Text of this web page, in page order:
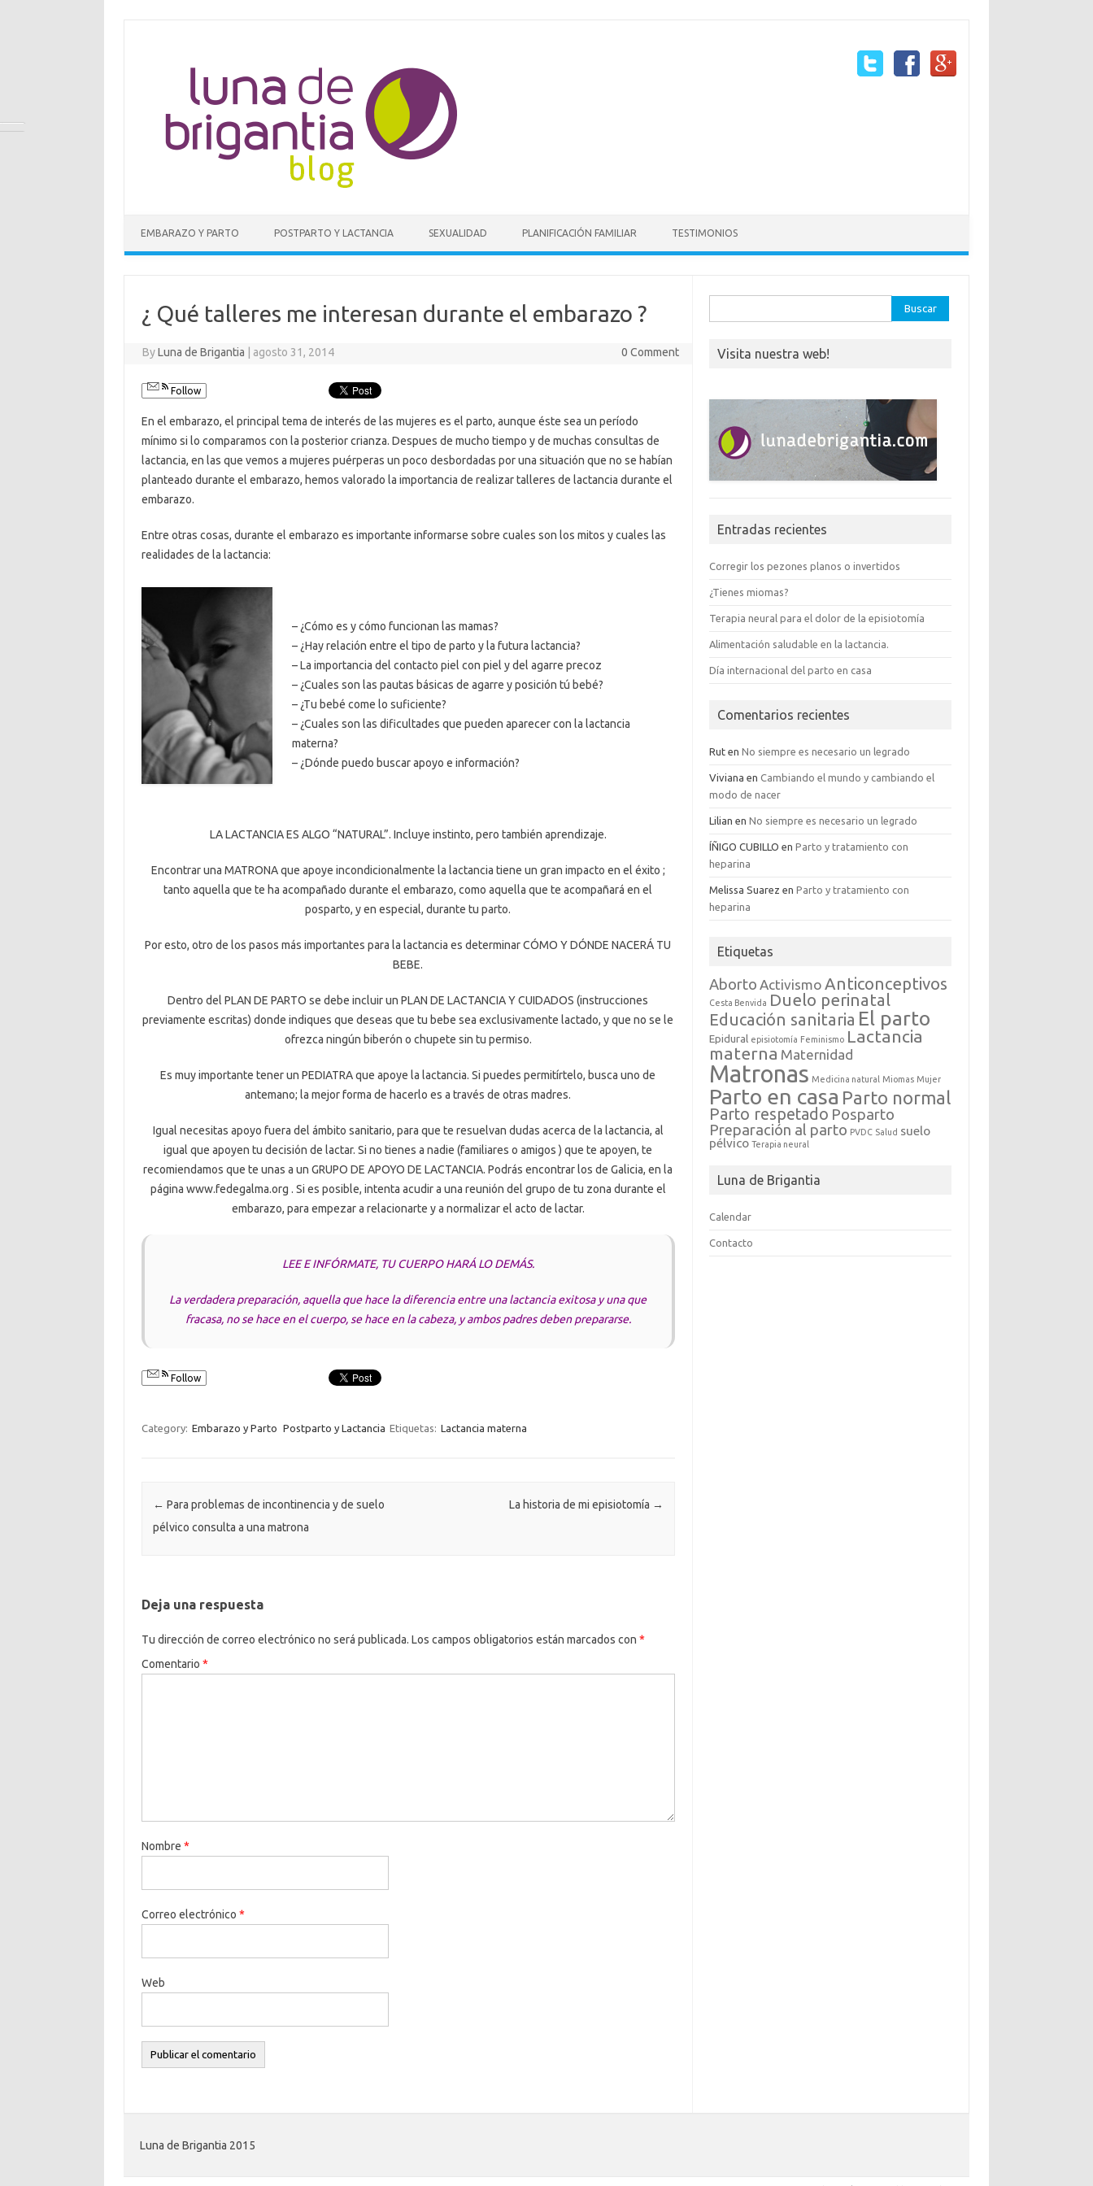
EMBARAZO Y PARTO POSTPARTO Y LACTANCIA SEXUALIDAD PLANIFICACIÓN FAMILIAR TESTIMONIOS
¿ Qué talleres me interesan durante el embarazo ?
ByLuna de Brigantia agosto 31, 2014 0 Comment
Follow
En el embarazo, el principal tema de interés de las mujeres es el parto, aunque éste sea un período
mínimo si lo comparamos con la posterior crianza. Despues de mucho tiempo y de muchas consultas de
lactancia, en las que vemos a mujeres puérperas un poco desbordadas por una situación que no se habían
planteado durante el embarazo, hemos valorado la importancia de realizar talleres de lactancia durante el
embarazo.
Entre otras cosas, durante el embarazo es importante informarse sobre cuales son los mitos y cuales las
realidades de la lactancia:
– ¿Cómo es y cómo funcionan las mamas?
– ¿Hay relación entre el tipo de parto y la futura lactancia?
– La importancia del contacto piel con piel y del agarre precoz
– ¿Cuales son las pautas básicas de agarre y posición tú bebé?
– ¿Tu bebé come lo suficiente?
– ¿Cuales son las dificultades que pueden aparecer con la lactancia
materna?
– ¿Dónde puedo buscar apoyo e información?
LA LACTANCIA ES ALGO “NATURAL”. Incluye instinto, pero también aprendizaje.
Encontrar una MATRONA que apoye incondicionalmente la lactancia tiene un gran impacto en el éxito ;
tanto aquella que te ha acompañado durante el embarazo, como aquella que te acompañará en el
posparto, y en especial, durante tu parto.
Por esto, otro de los pasos más importantes para la lactancia es determinar CÓMO Y DÓNDE NACERÁ TU
BEBE.
Dentro del PLAN DE PARTO se debe incluir un PLAN DE LACTANCIA Y CUIDADOS (instrucciones
previamente escritas) donde indiques que deseas que tu bebe sea exclusivamente lactado, y que no se le
ofrezca ningún biberón o chupete sin tu permiso.
Es muy importante tener un PEDIATRA que apoye la lactancia. Si puedes permitírtelo, busca uno de
antemano; la mejor forma de hacerlo es a través de otras madres.
Igual necesitas apoyo fuera del ámbito sanitario, para que te resuelvan dudas acerca de la lactancia, al
igual que apoyen tu decisión de lactar. Si no tienes a nadie (familiares o amigos ) que te apoyen, te
recomiendamos que te unas a un GRUPO DE APOYO DE LACTANCIA. Podrás encontrar los de Galicia, en la
página www.fedegalma.org . Si es posible, intenta acudir a una reunión del grupo de tu zona durante el
embarazo, para empezar a relacionarte y a normalizar el acto de lactar.
LEE E INFÓRMATE, TU CUERPO HARÁ LO DEMÁS.
La verdadera preparación, aquella que hace la diferencia entre una lactancia exitosa y una que
fracasa, no se hace en el cuerpo, se hace en la cabeza, y ambos padres deben prepararse.
Follow
Category: Embarazo y Parto Postparto y Lactancia Etiquetas: Lactancia materna
Post navigation
← Para problemas de incontinencia y de suelo
pélvico consulta a una matrona
La historia de mi episiotomía →
Deja una respuesta
Tu dirección de correo electrónico no será publicada. Los campos obligatorios están marcados con *
Comentario *
Nombre *
Correo electrónico *
Web
Visita nuestra web!
Entradas recientes
Corregir los pezones planos o invertidos
¿Tienes miomas?
Terapia neural para el dolor de la episiotomía
Alimentación saludable en la lactancia.
Día internacional del parto en casa
Comentarios recientes
Rut enNo siempre es necesario un legrado
Viviana enCambiando el mundo y cambiando el
modo de nacer
Lilian enNo siempre es necesario un legrado
ÍÑIGO CUBILLO enParto y tratamiento con
heparina
Melissa Suarez enParto y tratamiento con
heparina
Etiquetas
Aborto Activismo Anticonceptivos
Cesta Benvida Duelo perinatal
Educación sanitaria El parto
Epidural episiotomía Feminismo Lactancia
materna Maternidad
Matronas Medicina natural Miomas Mujer
Parto en casa Parto normal
Parto respetado Posparto
Preparación al parto PVDC Salud suelo
pélvico Terapia neural
Luna de Brigantia
Calendar
Contacto
Luna de Brigantia 2015